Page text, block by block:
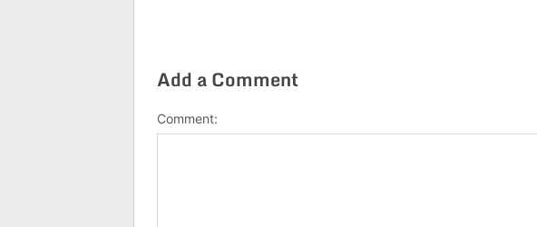
Add a Comment
Comment: